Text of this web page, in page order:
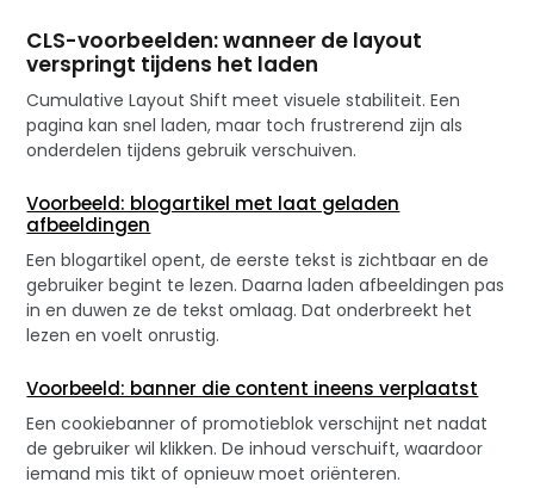
CLS-voorbeelden: wanneer de layout
verspringt tijdens het laden
Cumulative Layout Shift meet visuele stabiliteit. Een
pagina kan snel laden, maar toch frustrerend zijn als
onderdelen tijdens gebruik verschuiven.
Voorbeeld: blogartikel met laat geladen
afbeeldingen
Een blogartikel opent, de eerste tekst is zichtbaar en de
gebruiker begint te lezen. Daarna laden afbeeldingen pas
in en duwen ze de tekst omlaag. Dat onderbreekt het
lezen en voelt onrustig.
Voorbeeld: banner die content ineens verplaatst
Een cookiebanner of promotieblok verschijnt net nadat
de gebruiker wil klikken. De inhoud verschuift, waardoor
iemand mis tikt of opnieuw moet oriënteren.